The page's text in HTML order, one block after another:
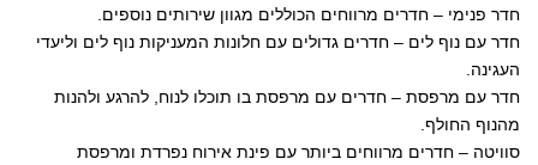
חדר פנימי – חדרים מרווחים הכוללים מגוון שירותים נוספים.
חדר עם נוף לים – חדרים גדולים עם חלונות המעניקות נוף לים וליעדי
העגינה.
חדר עם מרפסת – חדרים עם מרפסת בו תוכלו לנוח, להרגע ולהנות
מהנוף החולף.
סוויטה – חדרים מרווחים ביותר עם פינת אירוח נפרדת ומרפסת